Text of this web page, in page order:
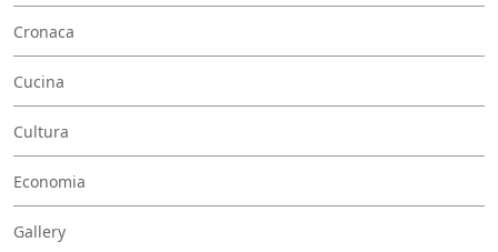
Cronaca
Cucina
Cultura
Economia
Gallery